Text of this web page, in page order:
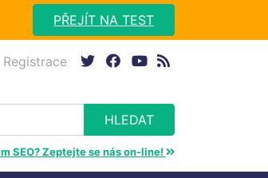
PŘEJÍT NA TEST
Registrace
SEO? Zeptejte se nás on-line!